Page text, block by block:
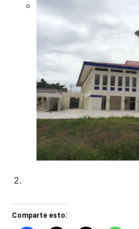
Comparte esto: